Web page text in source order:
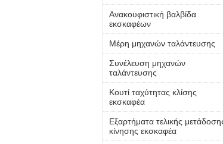
Ανακουφιστική βαλβίδα
εκσκαφέων
Μέρη μηχανών ταλάντευσης
Συνέλευση μηχανών
ταλάντευσης
Κουτί ταχύτητας κλίσης
εκσκαφέα
Εξαρτήματα τελικής
κίνησης εκσκαφέα